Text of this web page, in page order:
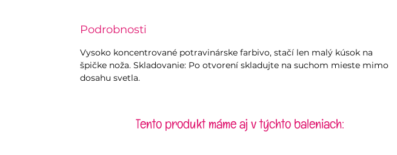
Podrobnosti
Vysoko koncentrované potravinárske farbivo, stačí len malý kúsok na
špičke noža. Skladovanie: Po otvorení skladujte na suchom mieste mimo
dosahu svetla.
Tento produkt máme aj v týchto baleniach: